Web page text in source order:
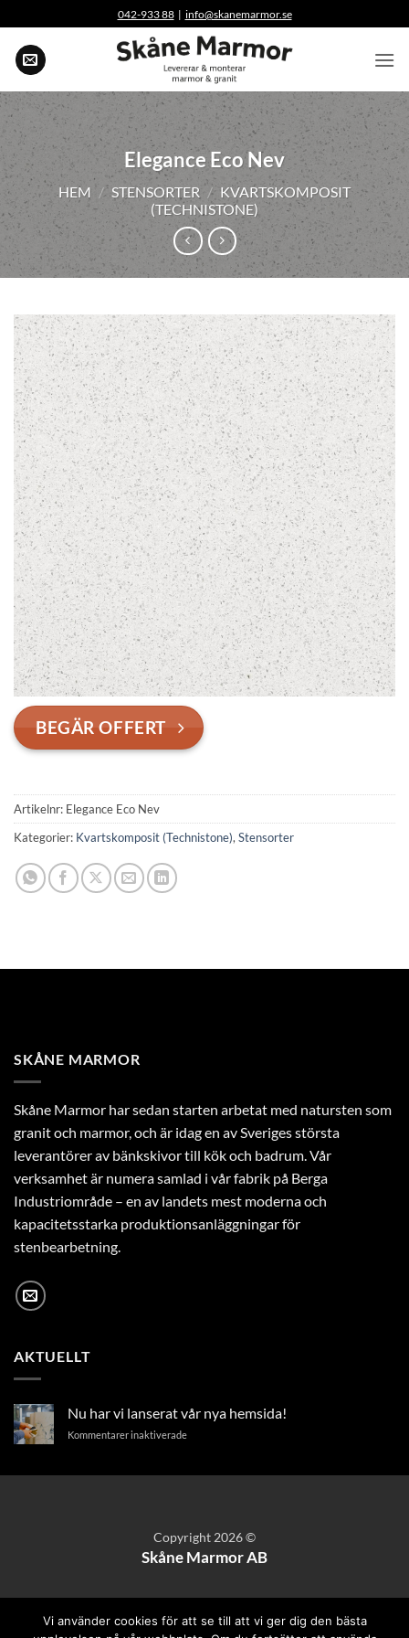
to
content
042-933 88| info@skanemarmor.se
Elegance Eco Nev
HEM / STENSORTER / KVARTSKOMPOSIT
(TECHNISTONE)
BEGÄR OFFERT
Artikelnr: Elegance Eco Nev
Kategorier: Kvartskomposit (Technistone),Stensorter
SKÅNE MARMOR
Skåne Marmor har sedan starten arbetat med natursten som
granit och marmor, och är idag en av Sveriges största
leverantörer av bänkskivor till kök och badrum. Vår
verksamhet är numera samlad i vår fabrik på Berga
Industriområde – en av landets mest moderna och
kapacitetsstarka produktionsanläggningar för
stenbearbetning.
AKTUELLT
Nu har vi lanserat vår nya hemsida!
Kommentarer inaktiveradeför
hemsida!
Copyright 2026 ©
Skåne Marmor AB
Vi använder cookies för att se till att vi ger dig den bästa